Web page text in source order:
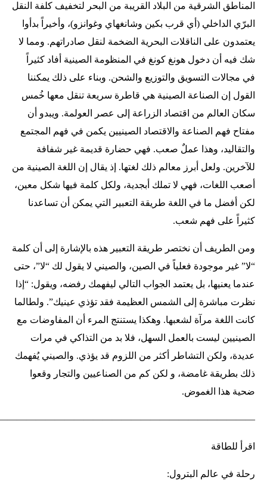
المناطق الشرقية من البلاد القريبة من البحر لتخفيف كلفة النقل
البرّي الداخلي (أي قرب بكين وشانغهاي وغوانزو)، وأخيراً بدأوا
يعتمدون على الناقلات البحرية الضخمة لنقل صادراتهم. ومما لا
شك فيه أن دخول هونغ كونغ في المنظومة الصينية أفاد كثيراً
في مجالات التسويق والتوزيع والشحن. وبناء على ذلك يمكننا
القول إن الصناعة الصينية هي قاطرة سريعة تنقل معها خُمس
سكان العالم من اقتصاد الزراعة إلى عصر العولمة. ويبدو أن
مفتاح فهم الصناعة والاقتصاد الصينيين يكمن في فهم المجتمع
والتقاليد، وهذا عملٌ صعب. فهي حضارة قديمة غير شفافة
للآخرين. ولعل أبرز معالم ذلك لغتها. إذ يقال إن اللغة الصينية من
أصعب اللغات، فهي لا تملك أبجدية، ولكل كلمة فيها شكل معين،
لكن أفضل ما في اللغة طريقة التعبير التي يمكن أن تساعدنا
كثيراً على فهم شعب.
ومن الطريف أن نختصر طريقة التعبير هذه بالإشارة إلى أن كلمة
“لا” غير موجودة فعلياً في الصين، والصيني لا يقول لك “لا”، حتى
عندما يعنيها، بل يعتمد الجواب التالي ليفهمك رفضه، ويقول: “إذا
نظرت مباشرة إلى الشمس العظيمة فقد تؤذي عينيك”. ولطالما
كانت اللغة مرآة لشعبها. وهكذا يستنتج المرء أن المفاوضات مع
الصينيين ليست بالعمل السهل، فلا بد من التذاكي في مرات
عديدة، ولكن التشاطر أكثر من اللزوم قد يؤذي. والصيني يُفهمك
ذلك بطريقة غامضة، و لكن كم من الصناعيين والتجار وقعوا
ضحية هذا الغموض.
اقرأ للطاقة
رحلة في عالم البترول: